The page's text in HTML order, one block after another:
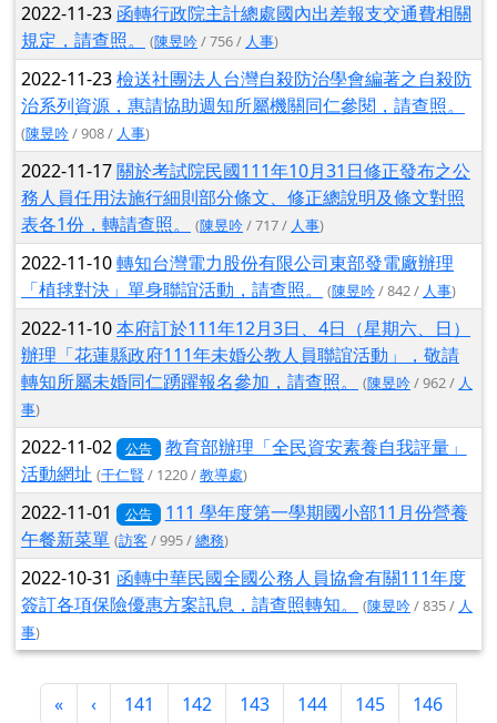
2022-11-23 函轉行政院主計總處國內出差報支交通費相關
規定，請查照。
(陳昱吟/ 756 / 人事)
2022-11-23檢送社團法人台灣自殺防治學會編著之自殺防
治系列資源，惠請協助週知所屬機關同仁參閱，請查照。
(陳昱吟/ 908 / 人事)
2022-11-17關於考試院民國111年10月31日修正發布之公
務人員任用法施行細則部分條文、修正總說明及條文對照
表各1份，轉請查照。
(陳昱吟/ 717 / 人事)
2022-11-10轉知台灣電力股份有限公司東部發電廠辦理
「植毬對決」單身聯誼活動，請查照。
(陳昱吟/ 842 / 人事)
2022-11-10本府訂於111年12月3日、4日（星期六、日）
辦理「花蓮縣政府111年未婚公教人員聯誼活動」，敬請
轉知所屬未婚同仁踴躍報名參加，請查照。
(陳昱吟/ 962 / 人
事)
2022-11-02 公告
教育部辦理「全民資安素養自我評量」
活動網址 (干仁賢/ 1220 /教導處)
2022-11-01 公告
111 學年度第一學期國小部11月份營養
午餐新菜單 (訪客 / 995 /總務)
2022-10-31 函轉中華民國全國公務人員協會有關111年度
簽訂各項保險優惠方案訊息，請查照轉知。
(陳昱吟/ 835 / 人
事)
«第一頁
‹上一頁
141 142 143 144 145
146